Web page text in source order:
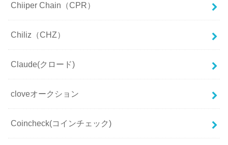
Chiiper Chain（CPR）
Chiliz（CHZ）
Claude(クロード)
cloveオークション
Coincheck(コインチェック)